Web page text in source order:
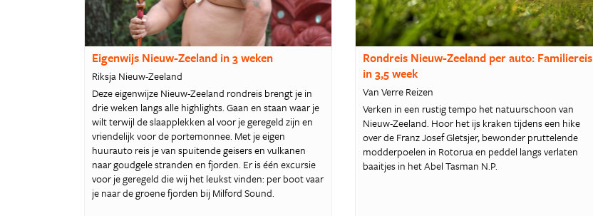
Eigenwijs Nieuw-Zeeland in 3 weken
Riksja Nieuw-Zeeland
Deze eigenwijze Nieuw-Zeeland rondreis brengt je in
drie weken langs alle highlights. Gaan en staan waar je
wilt terwijl de slaapplekken al voor je geregeld zijn en
vriendelijk voor de portemonnee. Met je eigen
huurauto reis je van spuitende geisers en vulkanen
naar goudgele stranden en fjorden. Er is één excursie
voor je geregeld die wij het leukst vinden: per boot vaar
je naar de groene fjorden bij Milford Sound.
Rondreis Nieuw-Zeeland per auto: Familiereis
in 3,5 week
Van Verre Reizen
Verken in een rustig tempo het natuurschoon van
Nieuw-Zeeland. Hoor het ijs kraken tijdens een hike
over de Franz Josef Gletsjer, bewonder pruttelende
modderpoelen in Rotorua en peddel langs verlaten
baaitjes in het Abel Tasman N.P.